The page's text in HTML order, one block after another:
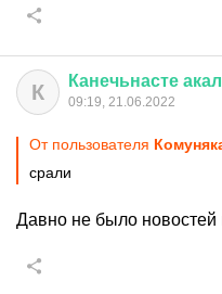
К Канечьнасте
09:19, 21.06.2022
От пользователя
срали
Давно не было новостей